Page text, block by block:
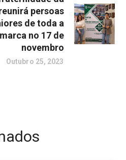
persoas
de toda a
no 17 de
novembro
Outubro 25, 2023